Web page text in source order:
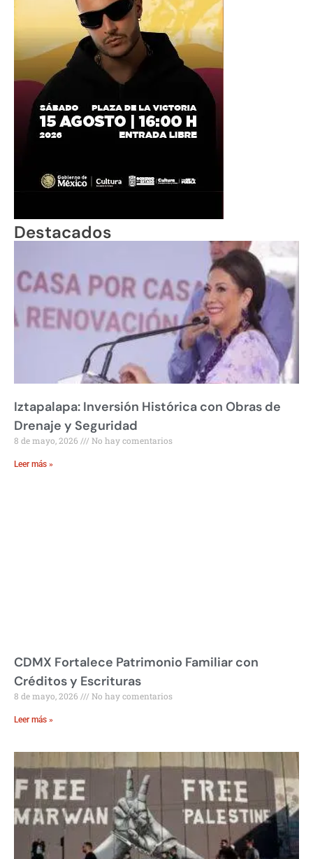
Destacados
Iztapalapa: Inversión Histórica con Obras de
Drenaje y Seguridad
8 de mayo, 2026 No hay comentarios
Leer más »
CDMX Fortalece Patrimonio Familiar con
Créditos y Escrituras
8 de mayo, 2026 No hay comentarios
Leer más »